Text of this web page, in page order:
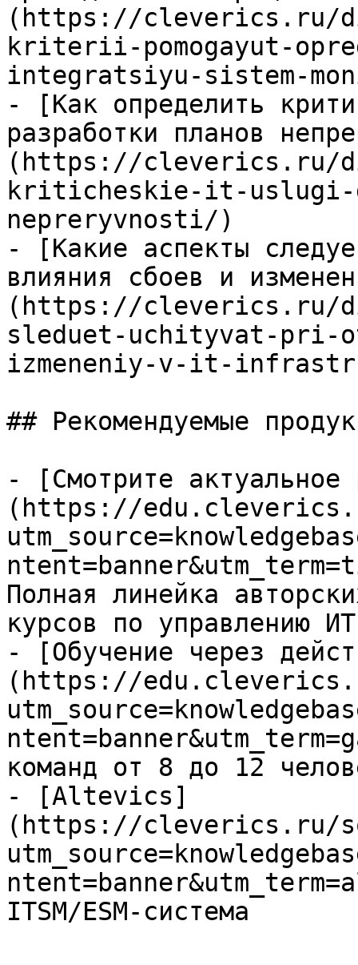
(https://cleverics.ru/
kriterii-pomogayut-
integratsiyu-sistem-
- [Как определить
разработки планов
(https://cleverics.ru/
kriticheskie-it-uslugi-
nepreryvnosti/)
- [Какие аспекты
влияния сбоев и
(https://cleverics.ru/
sleduet-uchityvat-pri-
izmeneniy-v-it-
## Рекомендуемые
- [Смотрите актуальное
(https://
Полная линейка
курсов по управлению ИТ
- [Обучение через
(https://
команд от 8 до 12
- [Altevics]
(https://cleverics.ru/
ITSM/ESM-система